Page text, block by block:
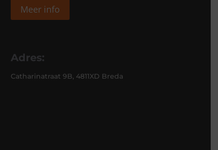
Meer info
Adres:
Catharinatraat 9B, 4811XD Breda